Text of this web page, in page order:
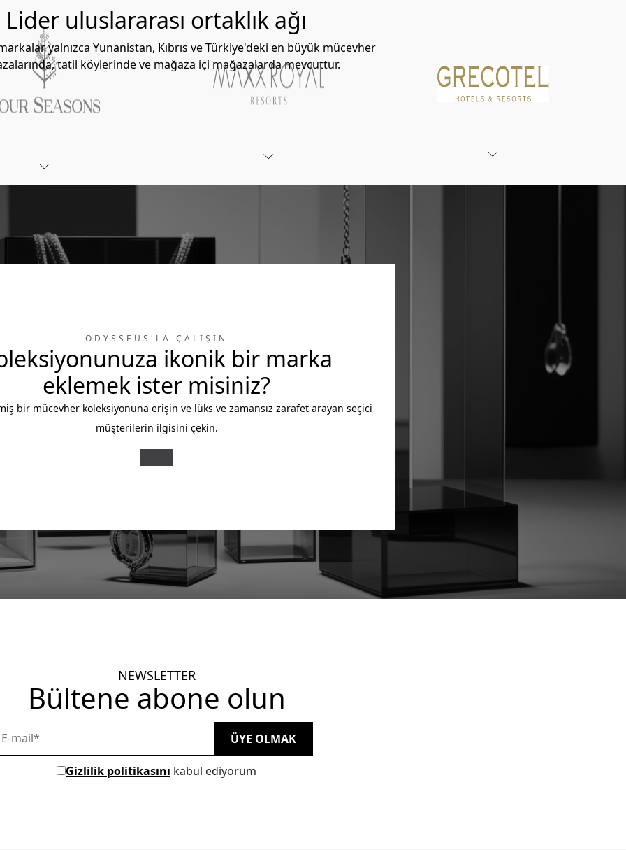
Lider uluslararası ortaklık ağı
yalnızca Yunanistan, Kıbrıs ve Türkiye'deki en büyük mücevher
tatil köylerinde ve mağaza içi mağazalarda mevcuttur.
ODYSSEUS'LA ÇALIŞIN
ikonik bir marka
eklemek ister misiniz?
bir mücevher koleksiyonuna erişin ve lüks ve zamansız zarafet arayan seçici
müşterilerin ilgisini çekin.
NEWSLETTER
Bültene abone olun
Gizlilik politikasını kabul ediyorum